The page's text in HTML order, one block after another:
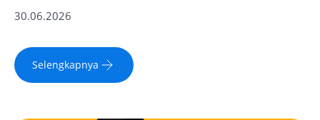
30.06.2026
Selengkapnya